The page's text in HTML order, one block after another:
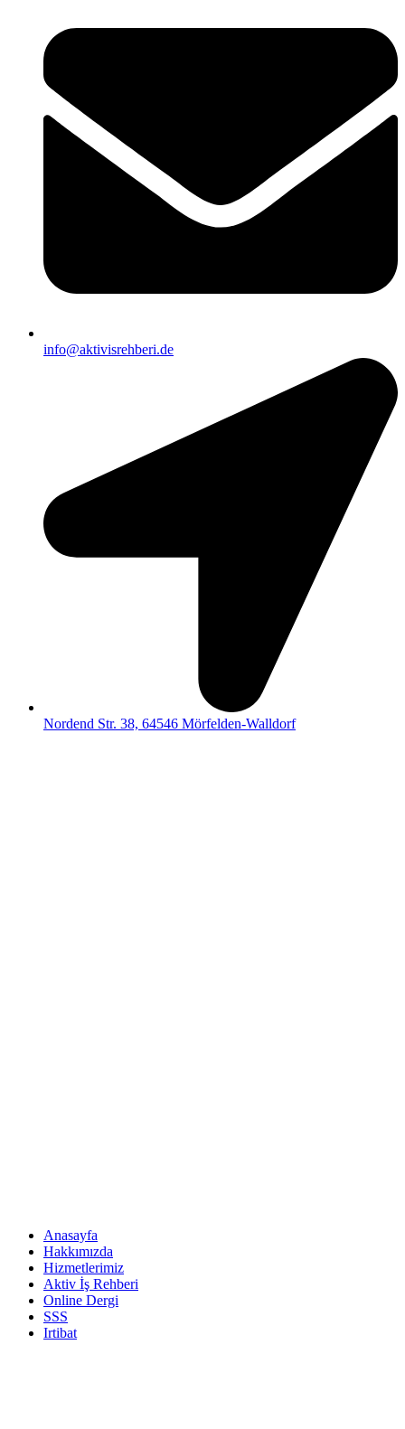
info@aktivisrehberi.de
Nordend Str. 38, 64546 Mörfelden-Walldorf
Anasayfa
Hakkımızda
Hizmetlerimiz
Aktiv İş Rehberi
Online Dergi
SSS
Irtibat